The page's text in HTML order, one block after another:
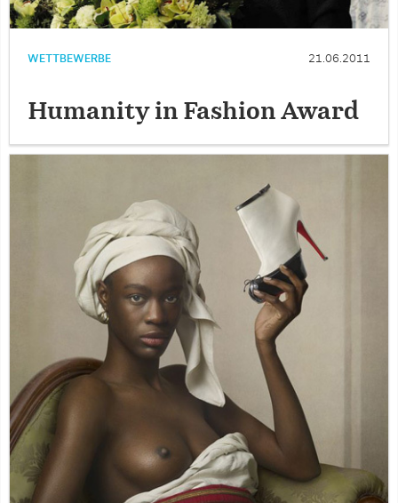
WETTBEWERBE 21.06.2011
Humanity in Fashion Award